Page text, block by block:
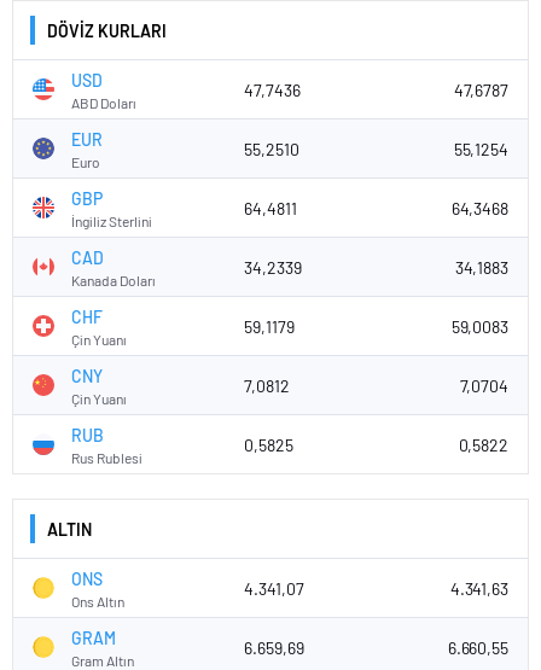
DÖVİZ KURLARI
USD
ABD Doları
47,7436 47,6787
EUR
Euro
55,2510 55,1254
GBP
İngiliz Sterlini
64,4811 64,3468
CAD
Kanada Doları
34,2339 34,1883
CHF
Çin Yuanı
59,1179 59,0083
CNY
Çin Yuanı
7,0812 7,0704
RUB
Rus Rublesi
0,5825 0,5822
ALTIN
ONS
Ons Altın
4.341,07 4.341,63
GRAM
Gram Altın
6.659,69 6.660,55